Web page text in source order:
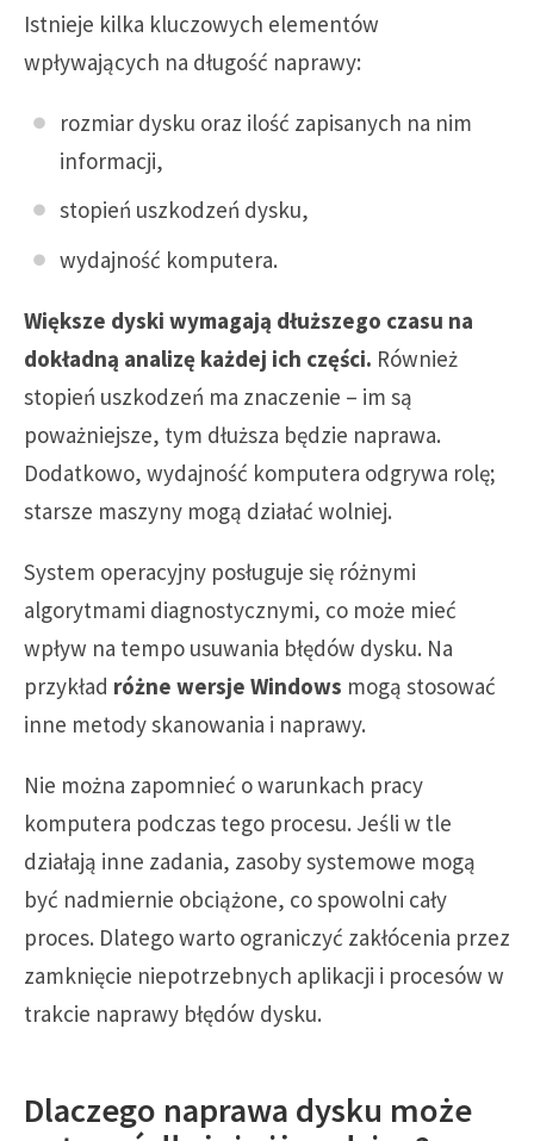
Istnieje kilka kluczowych elementów
wpływających na długość naprawy:
rozmiar dysku oraz ilość zapisanych na nim
informacji,
stopień uszkodzeń dysku,
wydajność komputera.
Większe dyski wymagają dłuższego czasu na
dokładną analizę każdej ich części. Również
stopień uszkodzeń ma znaczenie – im są
poważniejsze, tym dłuższa będzie naprawa.
Dodatkowo, wydajność komputera odgrywa rolę;
starsze maszyny mogą działać wolniej.
System operacyjny posługuje się różnymi
algorytmami diagnostycznymi, co może mieć
wpływ na tempo usuwania błędów dysku. Na
przykład różne wersje Windows mogą stosować
inne metody skanowania i naprawy.
Nie można zapomnieć o warunkach pracy
komputera podczas tego procesu. Jeśli w tle
działają inne zadania, zasoby systemowe mogą
być nadmiernie obciążone, co spowolni cały
proces. Dlatego warto ograniczyć zakłócenia przez
zamknięcie niepotrzebnych aplikacji i procesów w
trakcie naprawy błędów dysku.
Dlaczego naprawa dysku może